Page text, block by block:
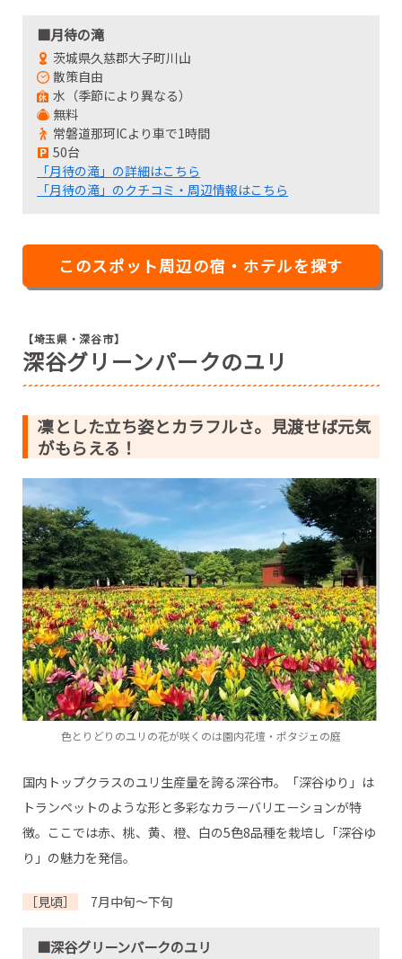
■月待の滝
茨城県久慈郡大子町川山
散策自由
水（季節により異なる）
無料
常磐道那珂ICより車で1時間
50台
「月待の滝」の詳細はこちら
「月待の滝」のクチコミ・周辺情報はこちら
このスポット周辺の宿・ホテルを探す
【埼玉県・深谷市】
深谷グリーンパークのユリ
凜とした立ち姿とカラフルさ。見渡せば元気
がもらえる！
色とりどりのユリの花が咲くのは園内花壇・ポタジェの庭
国内トップクラスのユリ生産量を誇る深谷市。「深谷ゆり」は
トランペットのような形と多彩なカラーバリエーションが特
徴。ここでは赤、桃、黄、橙、白の5色8品種を栽培し「深谷ゆ
り」の魅力を発信。
［見頃］ 7月中旬～下旬
■深谷グリーンパークのユリ